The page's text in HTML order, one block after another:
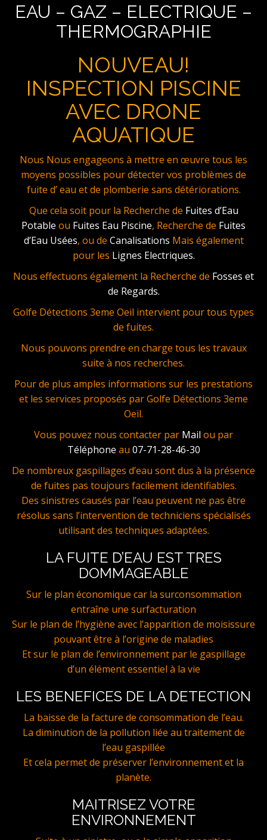
EAU – GAZ – ELECTRIQUE –
THERMOGRAPHIE
NOUVEAU!
INSPECTION PISCINE
AVEC DRONE
AQUATIQUE
Nous Nous engageons à mettre en œuvre tous les
moyens possibles pour détecter vos problèmes de
fuite d’ eau et de plomberie sans détériorations.
Que cela soit pour la Recherche de Fuites d’Eau
Potable ou Fuites Eau Piscine, Recherche de Fuites
d’Eau Usées, ou de Canalisations Mais également
pour les Lignes Electriques.
Nous effectuons également la Recherche de Fosses et
de Regards.
Golfe Détections 3eme Oeil intervient pour tous types
de fuites.
Nous pouvons prendre en charge tous les travaux
suite à nos recherches.
Pour de plus amples informations sur les prestations
et les services proposés par Golfe Détections 3eme
Oeil.
Vous pouvez nous contacter par Mail ou par
Téléphone au 07-71-28-46-30
De nombreux gaspillages d’eau sont dus à la présence
de fuites pas toujours facilement identifiables.
Des sinistres causés par l’eau peuvent ne pas être
résolus sans l’intervention de techniciens spécialisés
utilisant des techniques adaptées.
LA FUITE D’EAU EST TRES
DOMMAGEABLE
Sur le plan économique car la surconsommation
entraîne une surfacturation
Sur le plan de l’hygiène avec l’apparition de moisissure
pouvant être à l’origine de maladies
Et sur le plan de l’environnement par le gaspillage
d’un élément essentiel à la vie
LES BENEFICES DE LA DETECTION
La baisse de la facture de consommation de l’eau.
La diminution de la pollution liée au traitement de
l’eau gaspillée
Et cela permet de préserver l’environnement et la
planète.
MAITRISEZ VOTRE
ENVIRONNEMENT